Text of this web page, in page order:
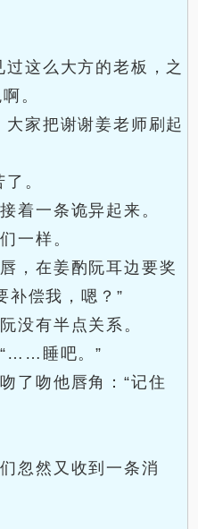
这么大方的老板，之
。
家把谢谢姜老师刷起
。
着一条诡异起来。
一样。
，在姜酌阮耳边要奖
补偿我，嗯？”
没有半点关系。
“……睡吧。”
了吻他唇角：“记住
忽然又收到一条消